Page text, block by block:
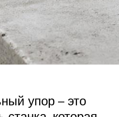
упор – это